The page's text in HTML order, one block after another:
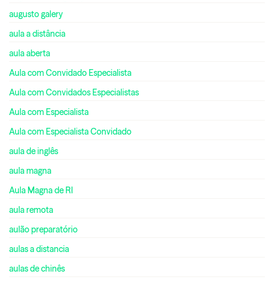
augusto galery
aula a distância
aula aberta
Aula com Convidado Especialista
Aula com Convidados Especialistas
Aula com Especialista
Aula com Especialista Convidado
aula de inglês
aula magna
Aula Magna de RI
aula remota
aulão preparatório
aulas a distancia
aulas de chinês